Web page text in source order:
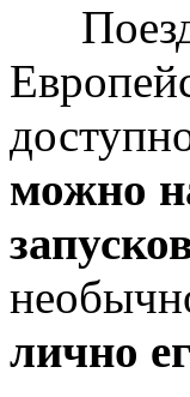
можно
лично